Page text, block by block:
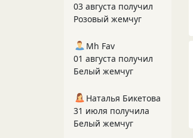
03 августа получил
Розовый жемчуг
Mh Fav
01 августа получил
Белый жемчуг
Наталья Бикетова
31 июля получила
Белый жемчуг